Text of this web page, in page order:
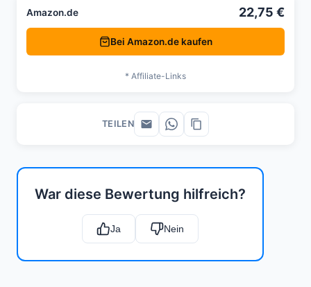
War diese Bewertung hilfreich?
Ja Nein
Amazon.de 22,75 €
Bei Amazon.de kaufen
* Affiliate-Links
TEILEN